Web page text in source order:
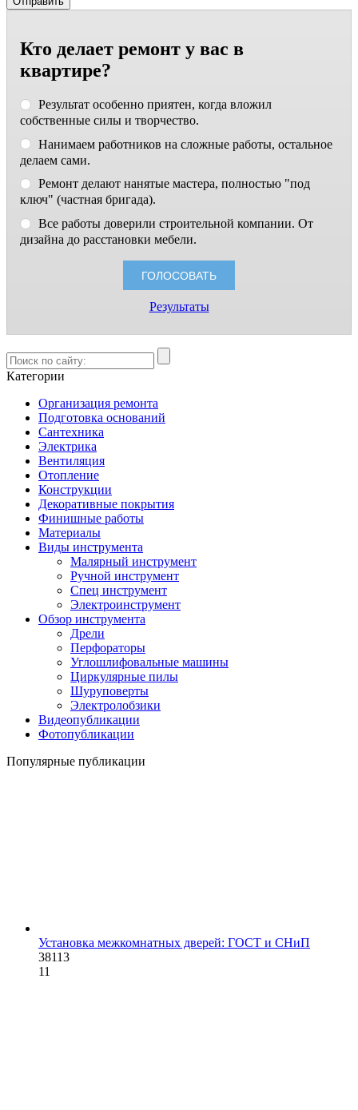
Кто делает ремонт у вас в
квартире?
Результат особенно приятен, когда вложил
собственные силы и творчество.
Нанимаем работников на сложные работы, остальное
делаем сами.
Ремонт делают нанятые мастера, полностью "под
ключ" (частная бригада).
Все работы доверили строительной компании. От
дизайна до расстановки мебели.
Результаты
Категории
Организация ремонта
Подготовка оснований
Сантехника
Электрика
Вентиляция
Отопление
Конструкции
Декоративные покрытия
Финишные работы
Материалы
Виды инструмента
Малярный инструмент
Ручной инструмент
Спец инструмент
Электроинструмент
Обзор инструмента
Дрели
Перфораторы
Углошлифовальные машины
Циркулярные пилы
Шуруповерты
Электролобзики
Видеопубликации
Фотопубликации
Популярные публикации
Установка межкомнатных дверей: ГОСТ и СНиП
38113
11